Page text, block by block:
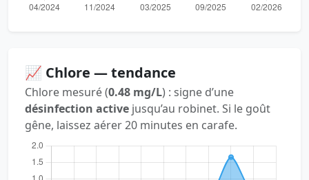
📈 Chlore — tendance
Chlore mesuré (0.48 mg/L) : signe d’une
désinfection active jusqu’au robinet. Si le goût
gêne, laissez aérer 20 minutes en carafe.